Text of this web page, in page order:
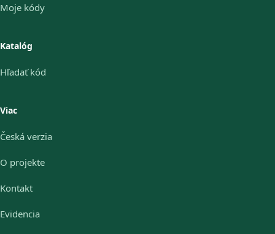
Moje kódy
Katalóg
Hľadať kód
Viac
Česká verzia
O projekte
Kontakt
Evidencia